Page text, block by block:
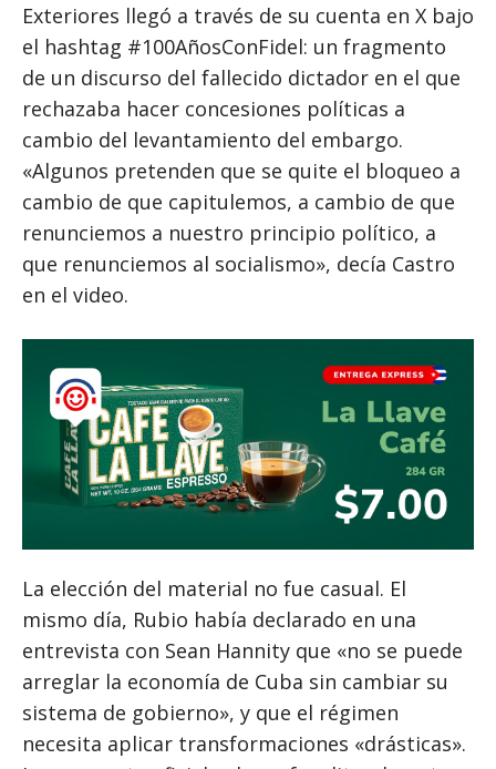
Exteriores llegó a través de su cuenta en X bajo
el hashtag #100AñosConFidel: un fragmento
de un discurso del fallecido dictador en el que
rechazaba hacer concesiones políticas a
cambio del levantamiento del embargo.
«Algunos pretenden que se quite el bloqueo a
cambio de que capitulemos, a cambio de que
renunciemos a nuestro principio político, a
que renunciemos al socialismo», decía Castro
en el video.
La elección del material no fue casual. El
mismo día, Rubio había declarado en una
entrevista con Sean Hannity que «no se puede
arreglar la economía de Cuba sin cambiar su
sistema de gobierno», y que el régimen
necesita aplicar transformaciones «drásticas».